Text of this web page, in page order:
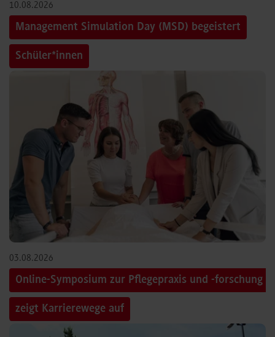
10.08.2026
Management Simulation Day (MSD) begeistert
Schüler*innen
03.08.2026
Online-Symposium zur Pflegepraxis und -forschung
zeigt Karrierewege auf